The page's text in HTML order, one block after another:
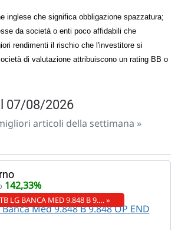
inglese che significa obbligazione spazzatura;
da società o enti poco affidabili che
rendimenti il rischio che l'investitore si
di valutazione attribuiscono un rating BB o
07/08/2026
articoli della settimana »
142,33%
LG BANCA MED 9.848 B 9.… »